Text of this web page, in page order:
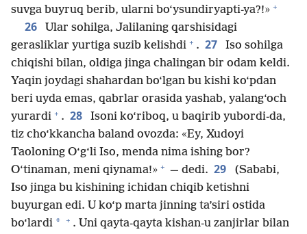
suvga buyruq berib, ularni bo‘ysundiryapti-ya?!» +
26
Ular sohilga, Jalilaning qarshisidagi
gerasliklar yurtiga suzib kelishdi + . 27
Iso sohilga
chiqishi bilan, oldiga jinga chalingan bir odam keldi.
Yaqin joydagi shahardan bo‘lgan bu kishi ko‘pdan
beri uyda emas, qabrlar orasida yashab, yalang‘och
yurardi + . 28
Isoni ko‘riboq, u baqirib yubordi-da,
tiz cho‘kkancha baland ovozda: «Ey, Xudoyi
Taoloning O‘g‘li Iso, menda nima ishing bor?
O‘tinaman, meni qiynama!» + — dedi. 29
(Sababi,
Iso jinga bu kishining ichidan chiqib ketishni
buyurgan edi. U ko‘p marta jinning ta’siri ostida
bo‘lardi * + . Uni qayta-qayta kishan-u zanjirlar bilan